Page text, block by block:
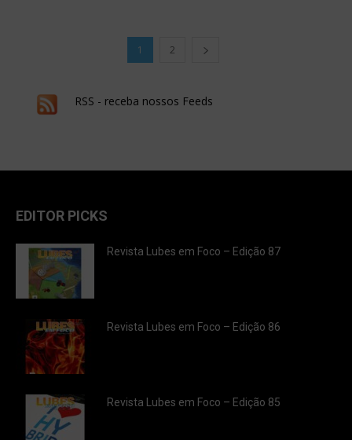
1 2
RSS - receba nossos Feeds
EDITOR PICKS
Revista Lubes em Foco – Edição 87
Revista Lubes em Foco – Edição 86
Revista Lubes em Foco – Edição 85